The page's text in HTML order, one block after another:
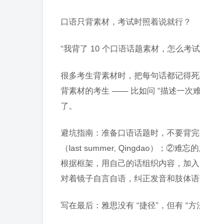
口语只背素材，考试时照着说就行？
“我背了 10 个口语话题素材，怎么考
很多考生背素材时，把每句话都记得
背素材的考生 —— 比如问 “描述一次
了。
避坑指南：准备口语话题时，不要背
（last summer, Qingdao）；②难忘
根据框架，用自己的话组织内容，加
对着镜子自言自语，纠正发音和肢体语
写在最后：雅思没有 “捷径”，但有 “方